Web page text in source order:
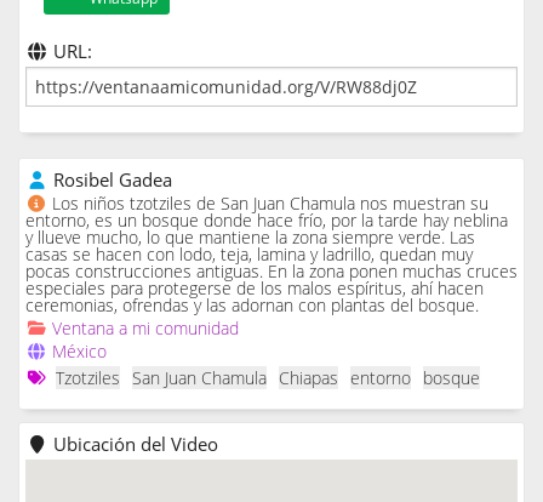
URL:
Rosibel Gadea
Los niños tzotziles de San Juan Chamula nos muestran su
entorno, es un bosque donde hace frío, por la tarde hay neblina
y llueve mucho, lo que mantiene la zona siempre verde. Las
casas se hacen con lodo, teja, lamina y ladrillo, quedan muy
pocas construcciones antiguas. En la zona ponen muchas cruces
especiales para protegerse de los malos espíritus, ahí hacen
ceremonias, ofrendas y las adornan con plantas del bosque.
Ventana a mi comunidad
México
Tzotziles
San Juan Chamula Chiapas entorno bosque
Ubicación del Video